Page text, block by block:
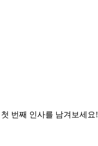
첫 번째 인사를 남겨보세요!